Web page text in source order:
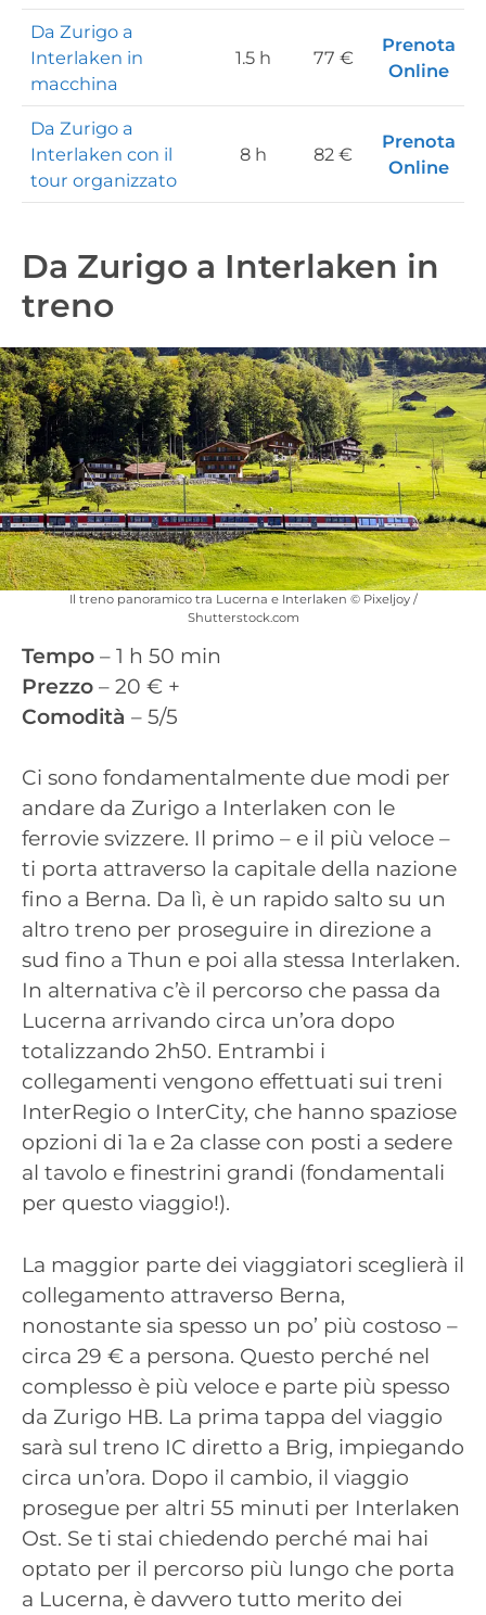
Da Zurigo a
Interlaken in
macchina
1.5 h 77 €
Prenota
Online
Da Zurigo a
Interlaken con il
tour organizzato
8 h 82 €
Prenota
Online
Da Zurigo a Interlaken in
treno
Il treno panoramico tra Lucerna e Interlaken © Pixeljoy /
Shutterstock.com
Tempo – 1 h 50 min
Prezzo – 20 € +
Comodità – 5/5
Ci sono fondamentalmente due modi per
andare da Zurigo a Interlaken con le
ferrovie svizzere. Il primo – e il più veloce –
ti porta attraverso la capitale della nazione
fino a Berna. Da lì, è un rapido salto su un
altro treno per proseguire in direzione a
sud fino a Thun e poi alla stessa Interlaken.
In alternativa c’è il percorso che passa da
Lucerna arrivando circa un’ora dopo
totalizzando 2h50. Entrambi i
collegamenti vengono effettuati sui treni
InterRegio o InterCity, che hanno spaziose
opzioni di 1a e 2a classe con posti a sedere
al tavolo e finestrini grandi (fondamentali
per questo viaggio!).
La maggior parte dei viaggiatori sceglierà il
collegamento attraverso Berna,
nonostante sia spesso un po’ più costoso –
circa 29 € a persona. Questo perché nel
complesso è più veloce e parte più spesso
da Zurigo HB. La prima tappa del viaggio
sarà sul treno IC diretto a Brig, impiegando
circa un’ora. Dopo il cambio, il viaggio
prosegue per altri 55 minuti per Interlaken
Ost. Se ti stai chiedendo perché mai hai
optato per il percorso più lungo che porta
a Lucerna, è davvero tutto merito dei